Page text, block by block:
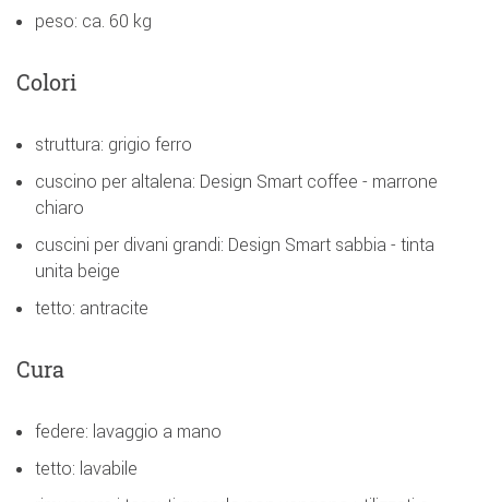
peso: ca. 60 kg
Colori
struttura: grigio ferro
cuscino per altalena: Design Smart coffee - marrone
chiaro
cuscini per divani grandi: Design Smart sabbia - tinta
unita beige
tetto: antracite
Cura
federe: lavaggio a mano
tetto: lavabile